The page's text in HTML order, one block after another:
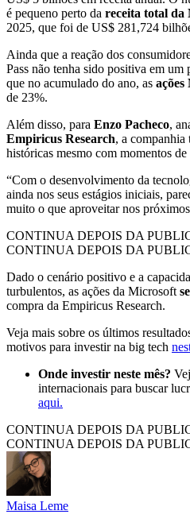
é pequeno perto da receita total da
2025, que foi de US$ 281,724
Ainda que a reação dos
Pass não tenha sido positiva em
que no acumulado do ano, as
de 23%.
Além disso, para Enzo Pacheco,
Empiricus Research, a companhia
históricas mesmo com momentos
“Com o desenvolvimento da
ainda nos seus estágios iniciais,
muito o que aproveitar nos
CONTINUA DEPOIS DA
CONTINUA DEPOIS DA
Dado o cenário positivo e a
turbulentos, as ações da Microsoft
compra da Empiricus Research.
Veja mais sobre os últimos
motivos para investir na big tech
Onde investir neste mês?
internacionais para buscar
aqui.
CONTINUA DEPOIS DA
CONTINUA DEPOIS DA
Maisa Leme